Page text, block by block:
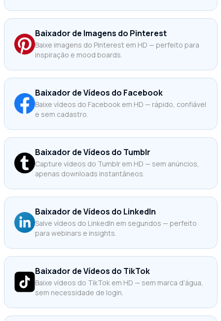
Baixador de Imagens do Pinterest
Baixe imagens do Pinterest em HD — perfeito para
inspiração e mood boards.
Baixador de Vídeos do Facebook
Baixe vídeos do Facebook em HD — rápido, confiável
e sem cadastro.
Baixador de Vídeos do Tumblr
Capture vídeos do Tumblr em HD — sem anúncios,
apenas downloads instantâneos.
Baixador de Vídeos do LinkedIn
Salve vídeos do LinkedIn em segundos — perfeito
para webinars e insights.
Baixador de Vídeos do TikTok
Baixe vídeos do TikTok em HD — sem marca d'água,
sem necessidade de login.